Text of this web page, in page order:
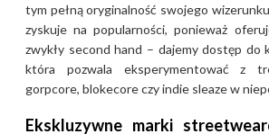
tym pełną oryginalność swojego
zyskuje na popularności, ponieważ
zwykły second hand – dajemy dostęp do
która pozwala eksperymentować z
gorpcore, blokecore czy indie sleaze w
Ekskluzywne marki